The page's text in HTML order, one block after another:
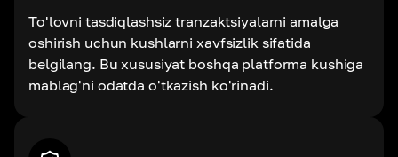
To'lovni tasdiqlashsiz tranzaktsiyalarni amalga
oshirish uchun kushlarni xavfsizlik sifatida
belgilang. Bu xususiyat boshqa platforma kushiga
mablag'ni odatda o'tkazish ko'rinadi.